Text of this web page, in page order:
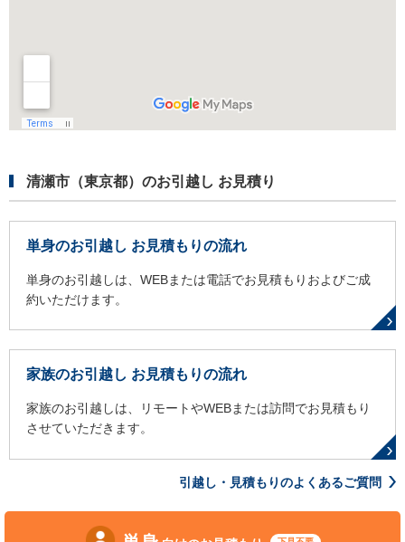
清瀬市（東京都）のお引越し お見積り
単身のお引越し お見積もりの流れ
単身のお引越しは、WEBまたは電話でお見積もりおよびご成
約いただけます。
家族のお引越し お見積もりの流れ
家族のお引越しは、リモートやWEBまたは訪問でお見積もり
させていただきます。
引越し・見積もりのよくあるご質問